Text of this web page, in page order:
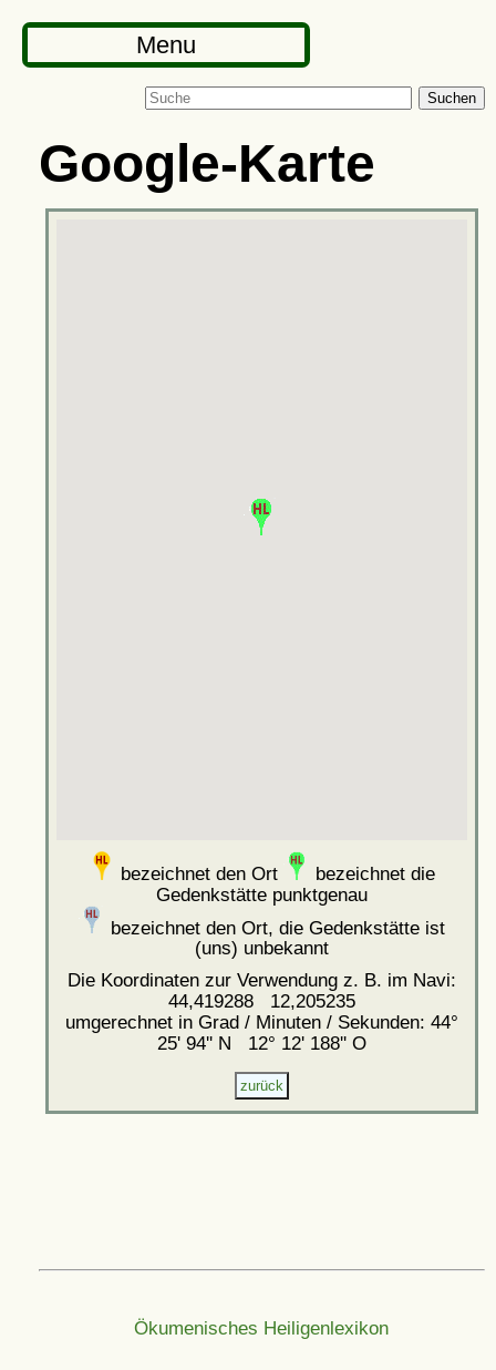
Menu
Suchen
Google-Karte
bezeichnet den Ort
bezeichnet die
Gedenkstätte punktgenau
bezeichnet den Ort, die Gedenkstätte ist
(uns) unbekannt
Die Koordinaten zur Verwendung z. B. im Navi:
44,419288 12,205235
umgerechnet in Grad / Minuten / Sekunden: 44°
25' 94'' N 12° 12' 188'' O
Ökumenisches Heiligenlexikon